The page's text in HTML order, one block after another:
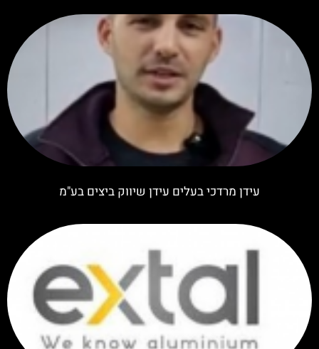
עידן מרדכי בעלים עידן שיווק ביצים בע"מ